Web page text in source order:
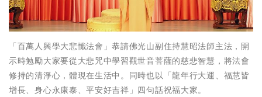
「百萬人興學大悲懺法會」恭請佛光山副住持慧昭法師主法，開
示時勉勵大家要從大悲咒中學習觀世音菩薩的慈悲智慧，將法會
修持的清淨心，體現在生活中。同時也以「龍年行大運、福慧皆
增長、身心永康泰、平安好吉祥」四句話祝福大家。